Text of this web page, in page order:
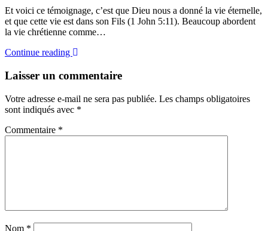
Et voici ce témoignage, c’est que Dieu nous a donné la vie éternelle,
et que cette vie est dans son Fils (1 John 5:11). Beaucoup abordent
la vie chrétienne comme…
Continue reading
Laisser un commentaire
Votre adresse e-mail ne sera pas publiée. Les champs obligatoires
sont indiqués avec *
Commentaire *
Nom *